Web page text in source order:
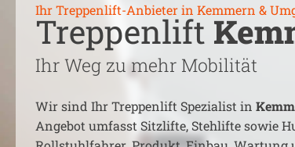
Ihr Treppenlift-Anbieter in Kemmern &
Treppenlift
Ihr Weg zu mehr Mobilität
Wir sind Ihr Treppenlift Spezialist in
Angebot umfasst Sitzlifte, Stehlifte sowie